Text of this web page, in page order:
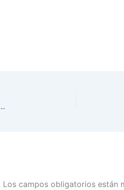
mujeres en razón de género, es sancionada
Los campos obligatorios están